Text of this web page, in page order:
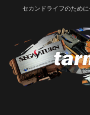
セカンドライフのため